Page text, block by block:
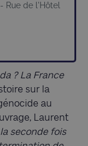
Rue de l'Hôtel
? La France
sur la
au
Laurent
la seconde fois